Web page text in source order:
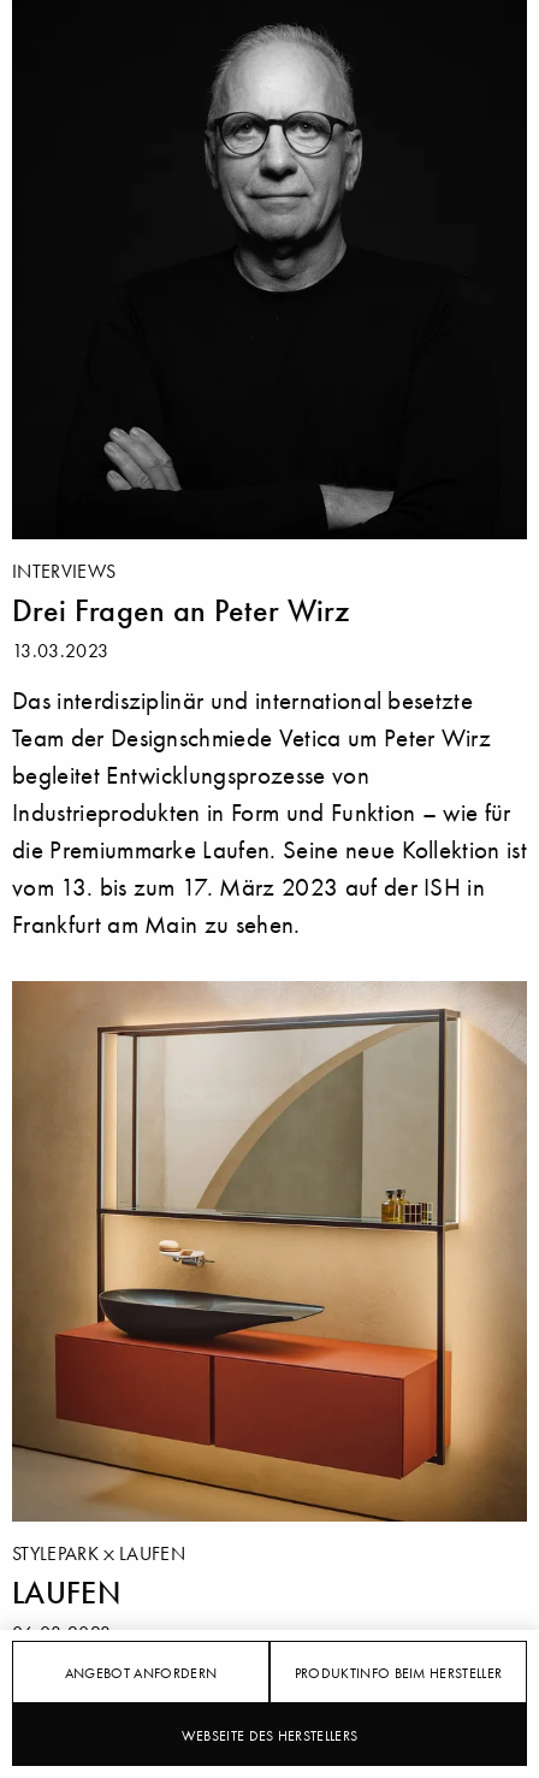
ANGEBOT ANFORDERN PRODUKTINFO BEIM HERSTELLER
WEBSEITE DES HERSTELLERS
INTERVIEWS
Drei Fragen an Peter Wirz
13.03.2023
Das interdisziplinär und international besetzte
Team der Designschmiede Vetica um Peter Wirz
begleitet Entwicklungsprozesse von
Industrieprodukten in Form und Funktion – wie für
die Premiummarke Laufen. Seine neue Kollektion ist
vom 13. bis zum 17. März 2023 auf der ISH in
Frankfurt am Main zu sehen.
STYLEPARK LAUFEN
LAUFEN
06.03.2023
Zur ISH 2023, Weltleitmesse für Wasser, Wärme,